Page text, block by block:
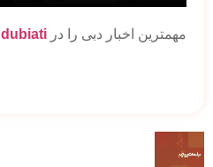
مهمترین اخبار دبی را در dubiati